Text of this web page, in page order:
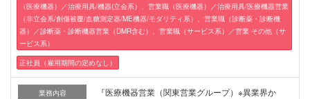
（医療機器）／治療用具/機器(立会系）、営業職（医療機器）／治療用具/医療機器営業
（非立会系/創傷被覆/血糖測定器/ME機器/モダリティ系）、営業職（診断薬・診断機
器）／診断薬・診断機器営業（DMR含む）、営業職（サービス系）／営業 その他（サ
ービス系）
正社員（雇用期間の定めなし）
業務内容
『医療機器営業（関東営業グループ）※異業界か